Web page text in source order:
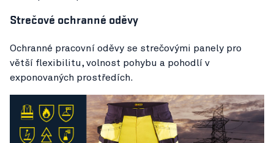
Strečové ochranné oděvy
Ochranné pracovní oděvy se strečovými panely pro
větší flexibilitu, volnost pohybu a pohodlí v
exponovaných prostředích.